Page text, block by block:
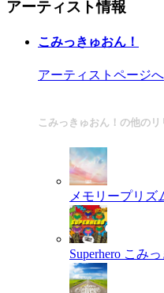
アーティスト情報
こみっきゅおん！
アーティストページへ
こみっきゅおん！の他のリ
メモリープリズ
Superhero こみっ